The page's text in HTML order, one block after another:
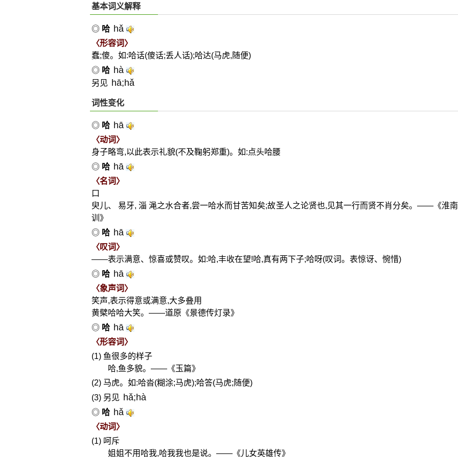
基本词义解释
◎ 哈 hǎ
〈形容词〉
蠢;傻。如:哈话(傻话;丢人话);哈达(马虎,随便)
◎ 哈 hà
另见 hā;hǎ
词性变化
◎ 哈 hā
〈动词〉
身子略弯,以此表示礼貌(不及鞠躬郑重)。如:点头哈腰
◎ 哈 hā
〈名词〉
口
臾儿、 易牙, 淄 渑之水合者,尝一哈水而甘苦知矣;故圣人之论贤也,见其一行而贤不肖分矣。——《淮南
训》
◎ 哈 hā
〈叹词〉
——表示满意、惊喜或赞叹。如:哈,丰收在望!哈,真有两下子;哈呀(叹词。表惊讶、惋惜)
◎ 哈 hā
〈象声词〉
笑声,表示得意或满意,大多叠用
黄檗哈哈大笑。——道原《景德传灯录》
◎ 哈 hā
〈形容词〉
(1) 鱼很多的样子
哈,鱼多貌。——《玉篇》
(2) 马虎。如:哈沓(糊涂;马虎);哈答(马虎;随便)
(3) 另见 hǎ;hà
◎ 哈 hǎ
〈动词〉
(1) 呵斥
姐姐不用哈我,哈我我也是说。——《儿女英雄传》